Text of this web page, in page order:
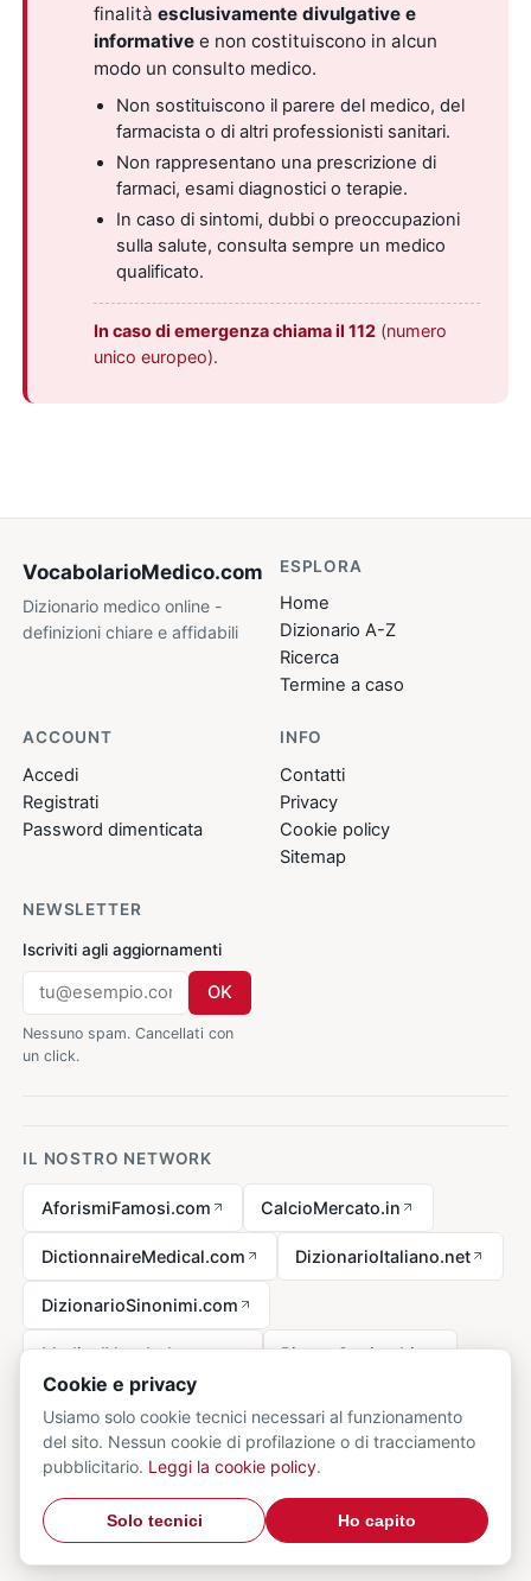
finalitàesclusivamente divulgative e
informative e non costituiscono in alcun
modo un consulto medico.
Non sostituiscono il parere del medico, del
farmacista o di altri professionisti sanitari.
Non rappresentano una prescrizione di
farmaci, esami diagnostici o terapie.
In caso di sintomi, dubbi o preoccupazioni
sulla salute, consulta sempre un medico
qualificato.
In caso di emergenza chiama il 112 (numero
unico europeo).
VocabolarioMedico.com
Dizionario medico online -
definizioni chiare e affidabili
ESPLORA
Home
Dizionario A-Z
Ricerca
Termine a caso
ACCOUNT
Accedi
Registrati
Password dimenticata
INFO
Contatti
Privacy
Cookie policy
Sitemap
NEWSLETTER
Iscriviti agli aggiornamenti
OK
Nessuno spam. Cancellati con
un click.
IL NOSTRO NETWORK
AforismiFamosi.com CalcioMercato.in
DictionnaireMedical.com DizionarioItaliano.net
DizionarioSinonimi.com
MedicalVocabulary.org RicetteCucina.biz
Avviso legale ai sensi della legge n. 62 del 07.03.2001
© 2026 VocabolarioMedico.com - tutti i diritti riservati. Privacy
Cookie·Contatti
Cookie e privacy
Usiamo solo cookie tecnici necessari al funzionamento
del sito. Nessun cookie di profilazione o di tracciamento
pubblicitario. Leggi la cookie policy.
Solo tecnici Ho capito